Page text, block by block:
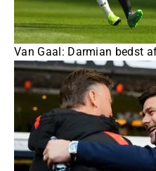
Van Gaal: Darmian bedst